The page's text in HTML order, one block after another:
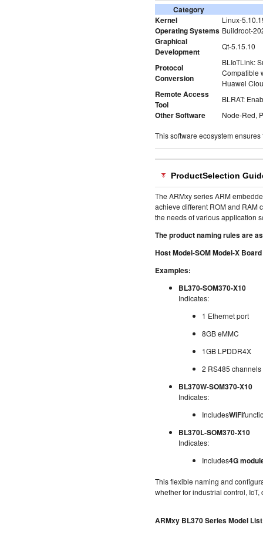
Category
Kernel
Linux-
Operating Systems Buildroot-
Graphical
Development
Qt-5.15.10
Protocol
Conversion
BLIoTLink:
Compatible
Huawei
Remote Access
Tool
BLRAT:
Other Software Node-Red,
This software ecosystem
ProductSelection
The ARMxy series ARM
achieve different ROM and RAM
the needs of various application
The product naming rules are
Host Model-SOM Model-X
Examples:
BL370-SOM370-X10
Indicates:
1 Ethernet port
8GB eMMC
1GB LPDDR4X
2 RS485 channels
BL370W-SOM370-X10
Indicates:
IncludesWiFi
BL370L-SOM370-X10
Indicates:
Includes4G
This flexible naming and
whether for industrial control,
ARMxy BL370 Series Model